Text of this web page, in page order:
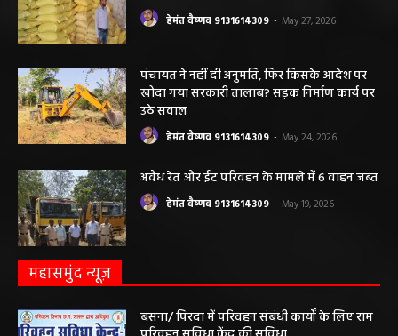
हेमंत वैष्णव 9131614309 May 27, 2026
पंचायत ने नहीं दी अनुमति, फिर किसके आदेश पर
खोदा गया सरकारी तालाब? सड़क निर्माण कार्य पर
उठे सवाल
हेमंत वैष्णव 9131614309 May 24, 2026
अवैध रेत और ईंट परिवहन के मामले में 6 वाहन जब्त
हेमंत वैष्णव 9131614309 May 19, 2026
महासमुंद न्यूज़
बसना/ पिरदा में परिवहन संबंधी कार्यों के लिए राम
परिवहन सुविधा केंद्र की सुविधा